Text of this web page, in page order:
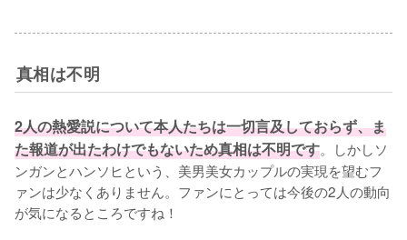
真相は不明
2人の熱愛説について本人たちは一切言及しておらず、ま
た報道が出たわけでもないため真相は不明です。しかしソ
ンガンとハンソヒという、美男美女カップルの実現を望むフ
ァンは少なくありません。ファンにとっては今後の2人の動向
が気になるところですね！